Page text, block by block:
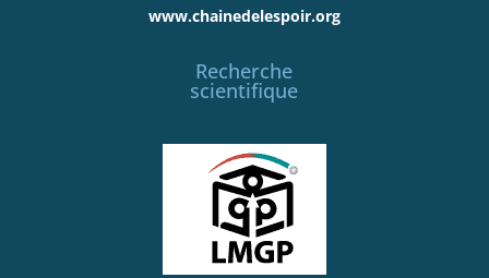
www.chainedelespoir.org
Recherche
scientifique